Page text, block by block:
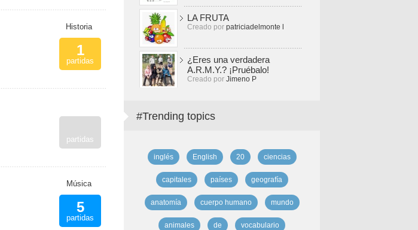
Historia
1
partidas
partidas
Música
5
partidas
LA FRUTA
Creado por patriciadelmonte l
¿Eres una verdadera
A.R.M.Y.? ¡Pruébalo!
Creado por Jimeno P
#Trending topics
inglés English 20 ciencias
capitales países geografía
anatomía cuerpo humano mundo
animales de vocabulario